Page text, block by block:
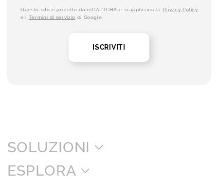
Questo sito è protetto da reCAPTCHA e si applicano la Privacy Policy
e i Termini di servizio di Google.
ISCRIVITI
SOLUZIONI
ESPLORA